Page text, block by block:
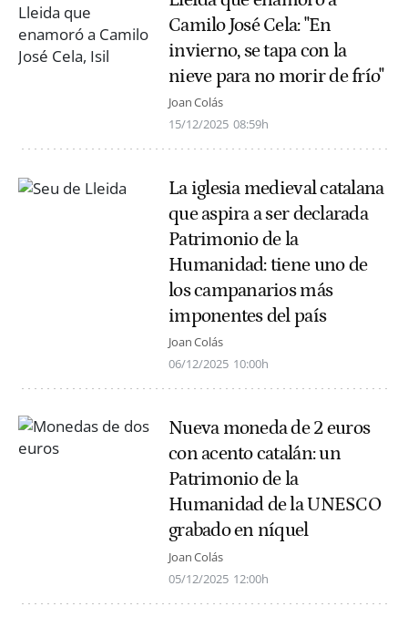
Camilo José Cela: "En
invierno, se tapa con la
nieve para no morir de frío"
Joan Colás
15/12/2025 08:59h
La iglesia medieval catalana
que aspira a ser declarada
Patrimonio de la
Humanidad: tiene uno de
los campanarios más
imponentes del país
Joan Colás
06/12/2025 10:00h
Nueva moneda de 2 euros
con acento catalán: un
Patrimonio de la
Humanidad de la UNESCO
grabado en níquel
Joan Colás
05/12/2025 12:00h